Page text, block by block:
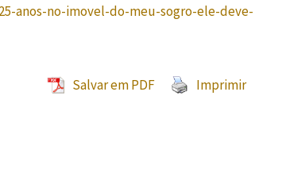
anos-no-imovel-do-meu-sogro-ele-deve-
Salvar em PDF Imprimir